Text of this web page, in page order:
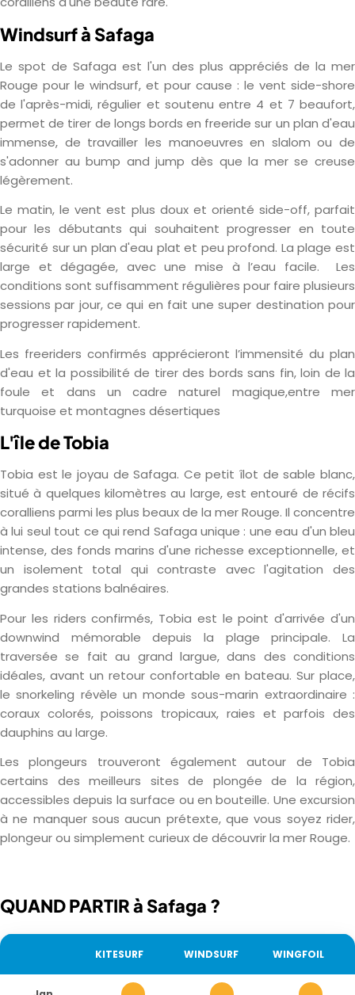
Windsurf à Safaga
Le spot de Safaga est l'un des plus appréciés de la mer
Rouge pour le windsurf, et pour cause : le vent side-shore
de l'après-midi, régulier et soutenu entre 4 et 7 beaufort,
permet de tirer de longs bords en freeride sur un plan d'eau
immense, de travailler les manoeuvres en slalom ou de
s'adonner au bump and jump dès que la mer se creuse
légèrement.
Le matin, le vent est plus doux et orienté side-off, parfait
pour les débutants qui souhaitent progresser en toute
sécurité sur un plan d'eau plat et peu profond. La plage est
large et dégagée, avec une mise à l’eau facile. Les
conditions sont suffisamment régulières pour faire plusieurs
sessions par jour, ce qui en fait une super destination pour
progresser rapidement.
Les freeriders confirmés apprécieront l’immensité du plan
d'eau et la possibilité de tirer des bords sans fin, loin de la
foule et dans un cadre naturel magique,entre mer
turquoise et montagnes désertiques
L'île de Tobia
Tobia est le joyau de Safaga. Ce petit îlot de sable blanc,
situé à quelques kilomètres au large, est entouré de récifs
coralliens parmi les plus beaux de la mer Rouge. Il concentre
à lui seul tout ce qui rend Safaga unique : une eau d'un bleu
intense, des fonds marins d'une richesse exceptionnelle, et
un isolement total qui contraste avec l'agitation des
grandes stations balnéaires.
Pour les riders confirmés, Tobia est le point d'arrivée d'un
downwind mémorable depuis la plage principale. La
traversée se fait au grand largue, dans des conditions
idéales, avant un retour confortable en bateau. Sur place,
le snorkeling révèle un monde sous-marin extraordinaire :
coraux colorés, poissons tropicaux, raies et parfois des
dauphins au large.
Les plongeurs trouveront également autour de Tobia
certains des meilleurs sites de plongée de la région,
accessibles depuis la surface ou en bouteille. Une excursion
à ne manquer sous aucun prétexte, que vous soyez rider,
plongeur ou simplement curieux de découvrir la mer Rouge.
QUAND PARTIR à Safaga ?
KITESURF WINDSURF WINGFOIL